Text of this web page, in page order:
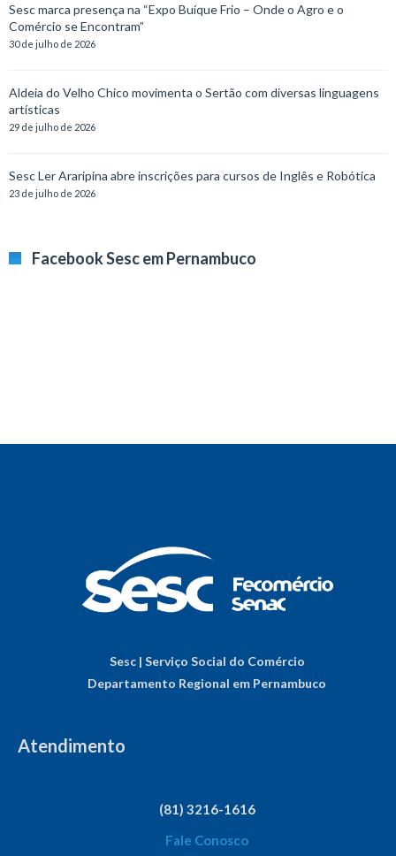
Sesc marca presença na “Expo Buíque Frio – Onde o Agro e o
Comércio se Encontram”
30 de julho de 2026
Aldeia do Velho Chico movimenta o Sertão com diversas linguagens
artísticas
29 de julho de 2026
Sesc Ler Araripina abre inscrições para cursos de Inglês e Robótica
23 de julho de 2026
Facebook Sesc em Pernambuco
Sesc | Serviço Social do Comércio
Departamento Regional em Pernambuco
Atendimento
(81) 3216-1616
Fale Conosco